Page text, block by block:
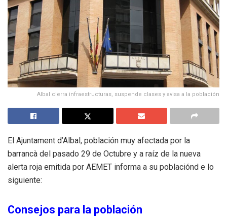
Albal cierra infraestructuras, suspende clases y avisa a la población
El Ajuntament d’Albal, población muy afectada por la
barrancà del pasado 29 de Octubre y a raíz de la nueva
alerta roja emitida por AEMET informa a su poblaciónd e lo
siguiente:
Consejos para la población